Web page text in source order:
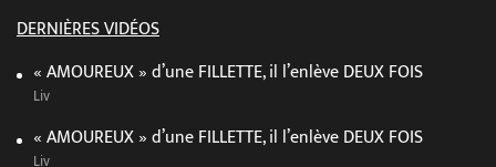
DERNIÈRES VIDÉOS
« AMOUREUX » d’une FILLETTE, il l’enlève DEUX FOIS
Liv
« AMOUREUX » d’une FILLETTE, il l’enlève DEUX FOIS
Liv